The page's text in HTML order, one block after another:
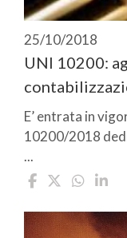
25/10/2018
UNI 10200:
E’ entrata in
10200/2018
...